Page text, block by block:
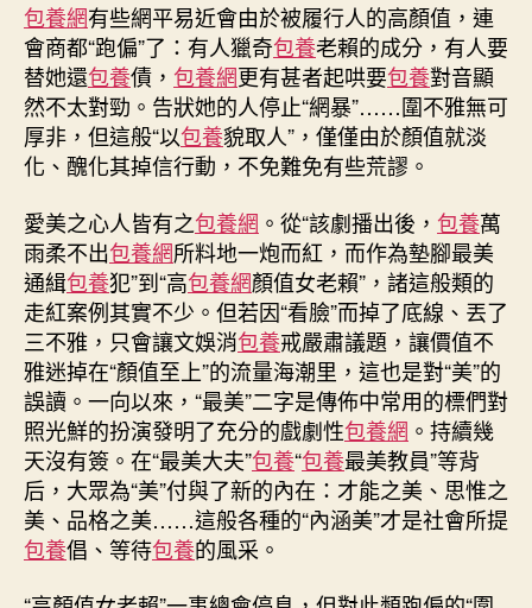
包養網有些網平易近會由於被履行人的高顏值，連
會商都“跑偏”了：有人獵奇包養老賴的成分，有人要
替她還包養債， 包養網更有甚者起哄要包養對音顯
然不太對勁。告狀她的人停止“網暴”……圍不雅無可
厚非，但這般“以包養貌取人”，僅僅由於顏值就淡
化、醜化其掉信行動，不免難免有些荒謬。
愛美之心人皆有之包養網 。從“該劇播出後， 包養萬
雨柔不出包養網所料地一炮而紅，而作為墊腳最美
通緝包養犯”到“高包養網顏值女老賴”，諸這般類的
走紅案例其實不少。但若因“看臉”而掉了底線、丟了
三不雅，只會讓文娛消包養戒嚴肅議題，讓價值不
雅迷掉在“顏值至上”的流量海潮里，這也是對“美”的
誤讀。一向以來，“最美”二字是傳佈中常用的標們對
照光鮮的扮演發明了充分的戲劇性包養網 。持續幾
天沒有簽。在“最美大夫”包養“包養最美教員”等背
后，大眾為“美”付與了新的內在：才能之美、思惟之
美、品格之美……這般各種的“內涵美”才是社會所提
包養倡、等待包養的風采。